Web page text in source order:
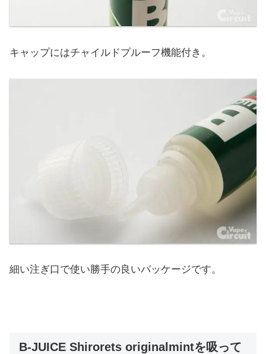
キャップにはチャイルドプルーフ機能付き。
細い注ぎ口で使い勝手の良いパッケージです。
B-JUICE Shirorets originalmintを吸って